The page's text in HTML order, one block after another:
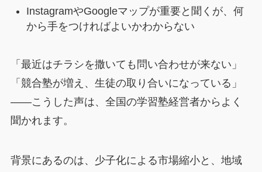
InstagramやGoogleマップが重要と聞くが、何
から手をつければよいかわからない
「最近はチラシを撒いても問い合わせが来ない」
「競合塾が増え、生徒の取り合いになっている」
――こうした声は、全国の学習塾経営者からよく
聞かれます。
背景にあるのは、少子化による市場縮小と、地域